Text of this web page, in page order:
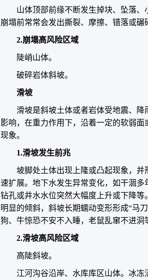
山体顶部前缘不断发生掉块、坠落
崩塌前常常会发出撕裂、摩擦、错落或碾
2.崩塌高风险区域
陡峭山体。
破碎岩体斜坡。
滑坡
滑坡是斜坡土体或者岩体受地震、
影响，在重力作用下，沿着一定的软弱
现象。
1.滑坡发生前兆
坡脚处土体出现上隆或凸起现象，
速扩展。地下水发生异常变化，如干涸
钻孔或井水水位突然大幅度上升或下降
明显的倾斜，斜坡长期蠕动变形形成“马
狗、牛惊恐不安不入睡，老鼠乱窜不进洞
2.滑坡高风险区域
高陡斜坡。
江河沟谷沿岸、水库库区山体。冰冻